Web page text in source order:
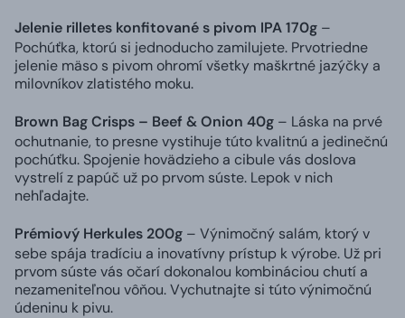
Jelenie rilletes konfitované s pivom IPA 170g –
Pochúťka, ktorú si jednoducho zamilujete. Prvotriedne
jelenie mäso s pivom ohromí všetky maškrtné jazýčky a
milovníkov zlatistého moku.
Brown Bag Crisps – Beef & Onion 40g – Láska na prvé
ochutnanie, to presne vystihuje túto kvalitnú a jedinečnú
pochúťku. Spojenie hovädzieho a cibule vás doslova
vystrelí z papúč už po prvom súste. Lepok v nich
nehľadajte.
Prémiový Herkules 200g – Výnimočný salám, ktorý v
sebe spája tradíciu a inovatívny prístup k výrobe. Už pri
prvom súste vás očarí dokonalou kombináciou chutí a
nezameniteľnou vôňou. Vychutnajte si túto výnimočnú
údeninu k pivu.